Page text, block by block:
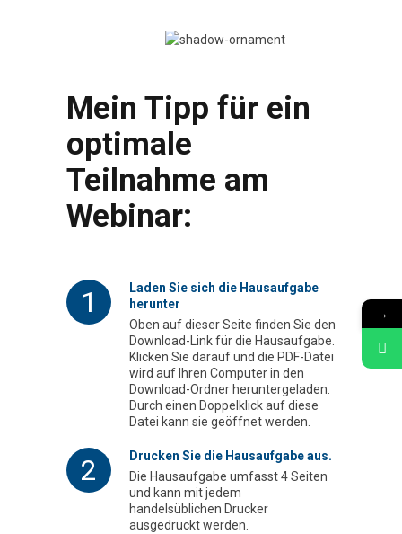
Mein Tipp für ein
optimale
Teilnahme am
Webinar:
1
Laden Sie sich die Hausaufgabe
herunter
Oben auf dieser Seite finden Sie den
Download-Link für die Hausaufgabe.
Klicken Sie darauf und die PDF-Datei
wird auf Ihren Computer in den
Download-Ordner heruntergeladen.
Durch einen Doppelklick auf diese
Datei kann sie geöffnet werden.
2
Drucken Sie die Hausaufgabe aus.
Die Hausaufgabe umfasst 4 Seiten
und kann mit jedem
handelsüblichen Drucker
ausgedruckt werden.
→